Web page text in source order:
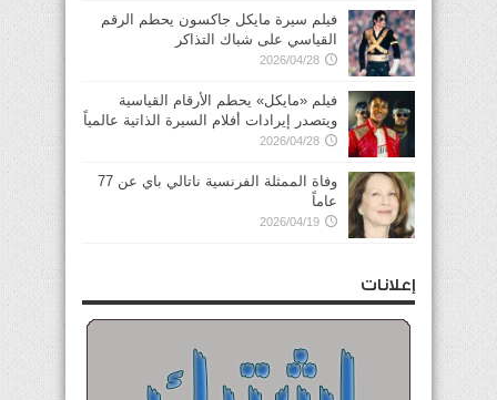
فيلم سيرة مايكل جاكسون يحطم الرقم
القياسي على شباك التذاكر
2026/04/28
فيلم «مايكل» يحطم الأرقام القياسية
ويتصدر إيرادات أفلام السيرة الذاتية عالمياً
2026/04/28
وفاة الممثلة الفرنسية ناتالي باي عن 77
عاماً
2026/04/19
إعلانات